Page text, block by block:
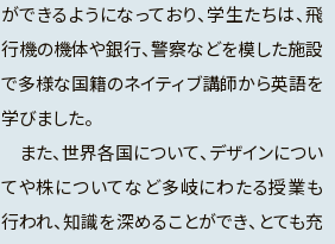
ができるようになっており、学生たちは、飛
行機の機体や銀行、警察などを模した施設
で多様な国籍のネイティブ講師から英語を
学びました。
また、世界各国について、デザインについ
てや株についてなど多岐にわたる授業も
行われ、知識を深めることができ、とても充